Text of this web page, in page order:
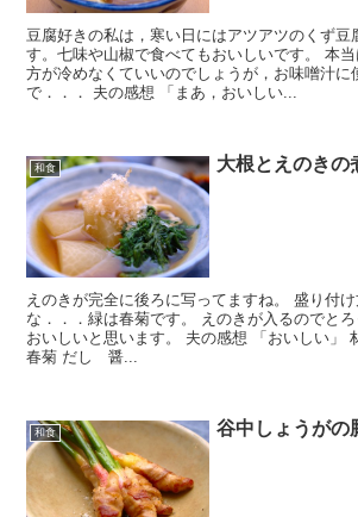
豆腐好きの私は，寒い日にはアツアツのくず豆
す。七味や山椒で食べてもおいしいです。 本
方が冷めなくていいのでしょうが，お味噌汁に
で．．． 夫の感想 「まあ，おいしい...
和食 大根とえのきの
えのきが完全に後ろに写ってますね。 盛り付
な．．．緑は春菊です。 えのきが入るのでとろ
おいしいと思います。 夫の感想 「おいしい
春菊 だし 醤...
和食 谷中しょうがの